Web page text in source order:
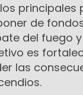
principales
de
del fuego
es
las